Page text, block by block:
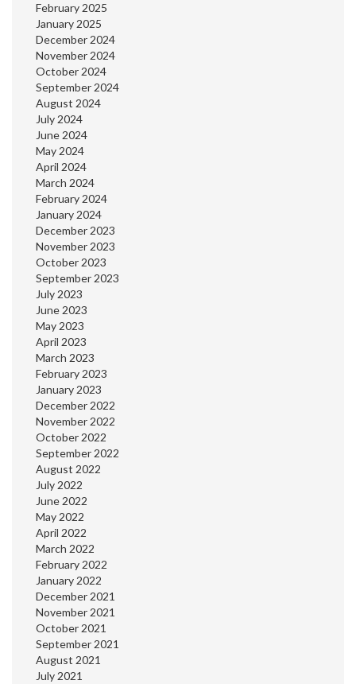
February 2025
January 2025
December 2024
November 2024
October 2024
September 2024
August 2024
July 2024
June 2024
May 2024
April 2024
March 2024
February 2024
January 2024
December 2023
November 2023
October 2023
September 2023
July 2023
June 2023
May 2023
April 2023
March 2023
February 2023
January 2023
December 2022
November 2022
October 2022
September 2022
August 2022
July 2022
June 2022
May 2022
April 2022
March 2022
February 2022
January 2022
December 2021
November 2021
October 2021
September 2021
August 2021
July 2021